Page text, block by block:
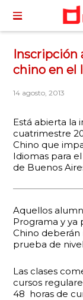
Inscripción
chino en el
14 agosto, 2013
Está abierta la
cuatrimestre
Chino que
Idiomas para
de Buenos
Aquellos
Programa y ya
Chino deberán
prueba de
Las clases
cursos
48 horas de